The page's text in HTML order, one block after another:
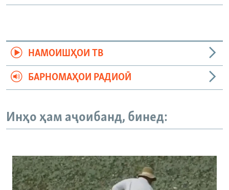
НАМОИШҲОИ ТВ
БАРНОМАҲОИ РАДИОӢ
Инҳо ҳам аҷоибанд, бинед: